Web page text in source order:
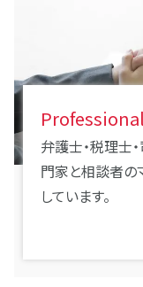
弁護士・税理士
門家と相談者の
しています。